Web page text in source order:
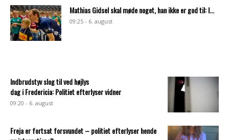
Mathias Gidsel skal møde noget, han ikke er god til: I...
09:25 - 6. august
Indbrudstyv slog til ved højlys
dag i Fredericia: Politiet efterlyser vidner
09:20 - 6. august
Freja er fortsat forsvundet – politiet efterlyser hende